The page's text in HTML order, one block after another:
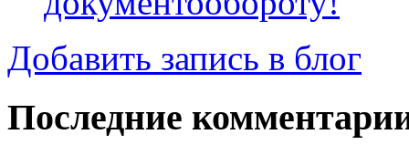
Добавить запись в блог
Последние